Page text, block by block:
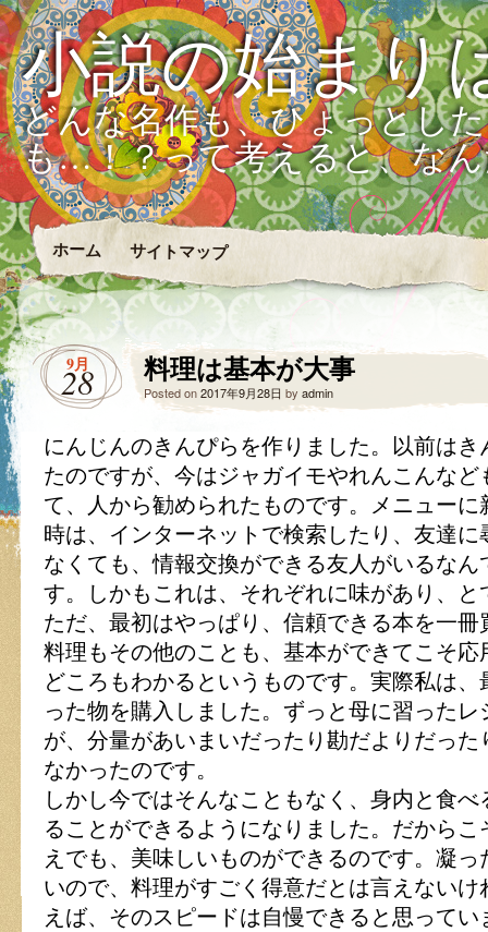
小説の始まり
どんな名作も、ひょっとし
も…！？って考えると、な
ホーム サイトマップ
9月
28 料理は基本が大事
Posted on2017年9月28日 by admin
にんじんのきんぴらを作りました。以前は
たのですが、今はジャガイモやれんこんな
て、人から勧められたものです。メニュー
時は、インターネットで検索したり、友達
なくても、情報交換ができる友人がいるな
す。しかもこれは、それぞれに味があり、
ただ、最初はやっぱり、信頼できる本を一
料理もその他のことも、基本ができてこそ
どころもわかるというものです。実際私は
った物を購入しました。ずっと母に習った
が、分量があいまいだったり勘だよりだっ
なかったのです。
しかし今ではそんなこともなく、身内と食
ることができるようになりました。だから
えでも、美味しいものができるのです。凝
いので、料理がすごく得意だとは言えない
えば、そのスピードは自慢できると思ってい